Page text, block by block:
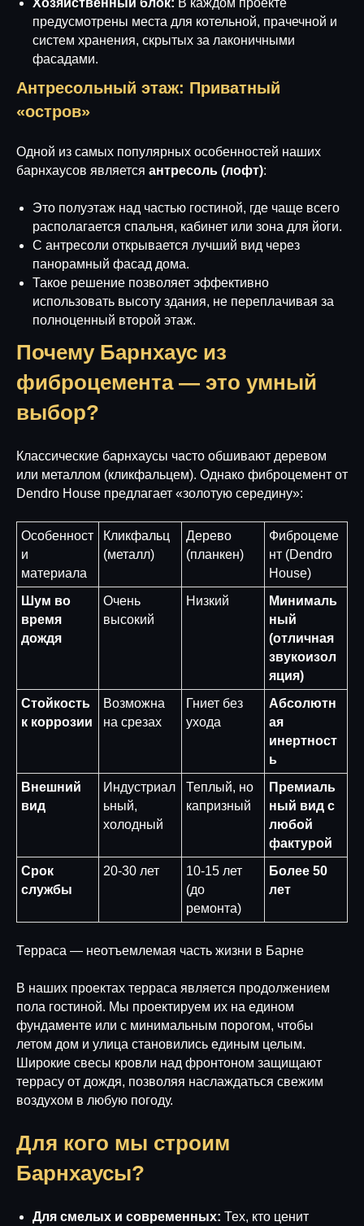
Хозяйственный блок: В каждом проекте
предусмотрены места для котельной, прачечной и
систем хранения, скрытых за лаконичными
фасадами.
Антресольный этаж: Приватный
«остров»
Одной из самых популярных особенностей наших
барнхаусов является антресоль (лофт):
Это полуэтаж над частью гостиной, где чаще всего
располагается спальня, кабинет или зона для йоги.
С антресоли открывается лучший вид через
панорамный фасад дома.
Такое решение позволяет эффективно
использовать высоту здания, не переплачивая за
полноценный второй этаж.
Почему Барнхаус из
фиброцемента — это умный
выбор?
Классические барнхаусы часто обшивают деревом
или металлом (кликфальцем). Однако фиброцемент от
Dendro House предлагает «золотую середину»:
Особенност
и
материала
Кликфальц
(металл)
Дерево
(планкен)
Фиброцеме
нт (Dendro
House)
Шум во
время
дождя
Очень
высокий
Низкий
Минималь
ный
(отличная
звукоизол
яция)
Стойкость
к коррозии
Возможна
на срезах
Гниет без
ухода
Абсолютн
ая
инертност
ь
Внешний
вид
Индустриал
ьный,
холодный
Теплый, но
капризный
Премиаль
ный вид с
любой
фактурой
Срок
службы
20-30 лет
10-15 лет
(до
ремонта)
Более 50
лет
Терраса — неотъемлемая часть жизни в Барне
В наших проектах терраса является продолжением
пола гостиной. Мы проектируем их на едином
фундаменте или с минимальным порогом, чтобы
летом дом и улица становились единым целым.
Широкие свесы кровли над фронтоном защищают
террасу от дождя, позволяя наслаждаться свежим
воздухом в любую погоду.
Для кого мы строим
Барнхаусы?
Для смелых и современных: Тех, кто ценит